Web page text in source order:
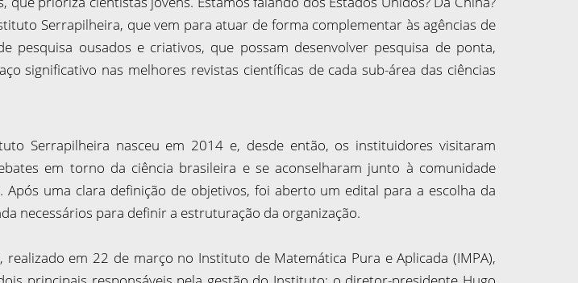
Serrapilheira, que vem para atuar de forma complementar às agências de
ousados e criativos, que possam desenvolver pesquisa de ponta,
significativo nas melhores revistas científicas de cada sub-área das ciências
Serrapilheira nasceu em 2014 e, desde então, os instituidores visitaram
em torno da ciência brasileira e se aconselharam junto à comunidade
uma clara definição de objetivos, foi aberto um edital para a escolha da
necessários para definir a estruturação da organização.
em 22 de março no Instituto de Matemática Pura e Aplicada (IMPA),